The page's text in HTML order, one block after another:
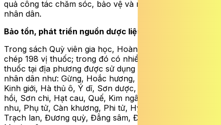
quả công tác chăm sóc, bảo vệ và nâng cao sức khỏe
nhân dân.
Bảo tồn, phát triển nguồn dược liệu
Trong sách Quỳ viên gia học, Hoàng Nguyên Cát đã ghi
chép 198 vị thuốc; trong đó có nhiều cây thuốc, vị
thuốc tại địa phương được sử dụng để chữa bệnh cho
nhân dân như: Gừng, Hoắc hương, Hoàng lực, Sinh địa,
Kinh giới, Hà thủ ô, Ý dĩ, Sơn dược, Thường sơn, Đại
hồi, Sơn chi, Hạt cau, Quế, Kim ngân, Kinh giới, Hương
nhu, Phụ tử, Càn khương, Phi tử, Hy thiêm, Tiền diệp,
Trạch lan, Đương quỳ, Đẳng sâm, Đan sâm, Quế nhụ,